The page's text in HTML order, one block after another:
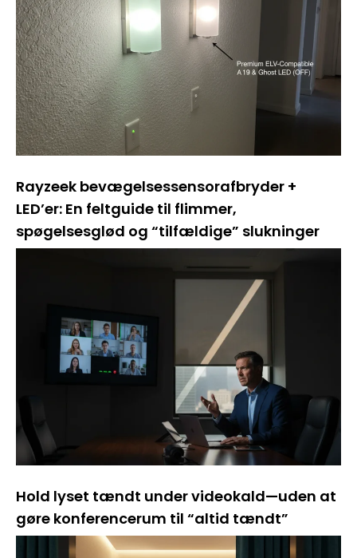
Rayzeek bevægelsessensorafbryder +
LED’er: En feltguide til flimmer,
spøgelsesglød og “tilfældige” slukninger
Hold lyset tændt under videokald—uden at
gøre konferencerum til “altid tændt”